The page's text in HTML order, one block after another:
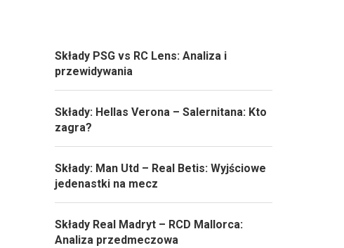
Składy PSG vs RC Lens: Analiza i
przewidywania
Składy: Hellas Verona – Salernitana: Kto
zagra?
Składy: Man Utd – Real Betis: Wyjściowe
jedenastki na mecz
Składy Real Madryt – RCD Mallorca:
Analiza przedmeczowa